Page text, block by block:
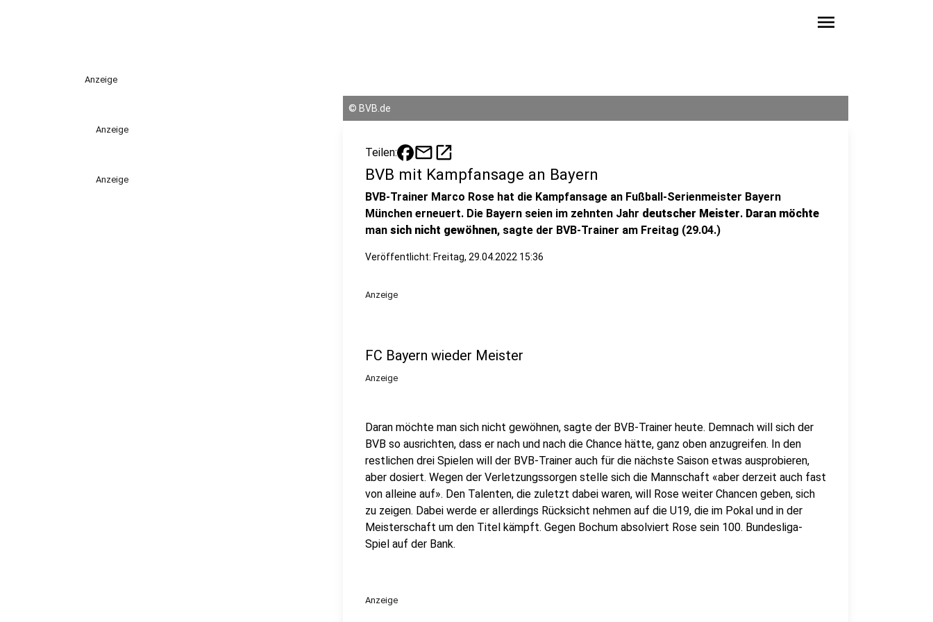
menu
Anzeige
Anzeige
Anzeige
© BVB.de
Teilen: mailopen_in_new
BVB mit Kampfansage an Bayern
BVB-Trainer Marco Rose hat die Kampfansage an Fußball-Serienmeister Bayern
München erneuert. Die Bayern seien im zehnten Jahr deutscher Meister. Daran möchte
man sich nicht gewöhnen, sagte der BVB-Trainer am Freitag (29.04.)
Veröffentlicht: Freitag, 29.04.2022 15:36
Anzeige
FC Bayern wieder Meister
Anzeige
Daran möchte man sich nicht gewöhnen, sagte der BVB-Trainer heute. Demnach will sich der
BVB so ausrichten, dass er nach und nach die Chance hätte, ganz oben anzugreifen. In den
restlichen drei Spielen will der BVB-Trainer auch für die nächste Saison etwas ausprobieren,
aber dosiert. Wegen der Verletzungssorgen stelle sich die Mannschaft «aber derzeit auch fast
von alleine auf». Den Talenten, die zuletzt dabei waren, will Rose weiter Chancen geben, sich
zu zeigen. Dabei werde er allerdings Rücksicht nehmen auf die U19, die im Pokal und in der
Meisterschaft um den Titel kämpft. Gegen Bochum absolviert Rose sein 100. Bundesliga-
Spiel auf der Bank.
Anzeige